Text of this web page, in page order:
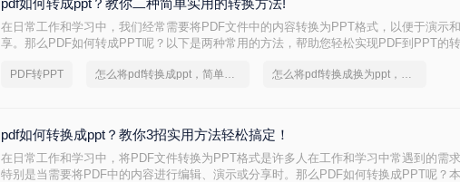
pdf如何转成ppt？教你二种简单实用的转换方法!
在日常工作和学习中，我们经常需要将PDF文件中的内容转换为PPT格式，以便于演示
享。那么PDF如何转成PPT呢？以下是两种常用的方法，帮助您轻松实现PDF到PPT的转
PDF转PPT 怎么将pdf转换成ppt，简单方法教你一招 怎么将pdf转换成换为ppt，实用的方法来了
pdf如何转换成ppt？教你3招实用方法轻松搞定！
在日常工作和学习中，将PDF文件转换为PPT格式是许多人在工作和学习中常遇到的需求
特别是当需要将PDF中的内容进行编辑、演示或分享时。那么PDF如何转换成PPT呢？